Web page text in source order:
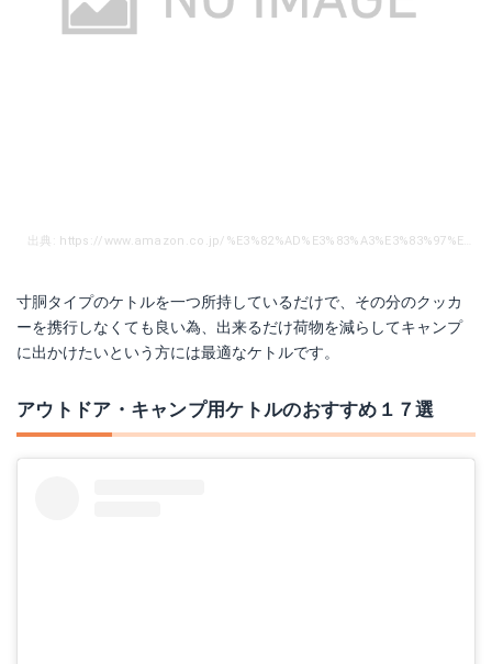
寸胴タイプのケトルを一つ所持しているだけで、その分のクッカ
ーを携行しなくても良い為、出来るだけ荷物を減らしてキャンプ
に出かけたいという方には最適なケトルです。
アウトドア・キャンプ用ケトルのおすすめ１７選